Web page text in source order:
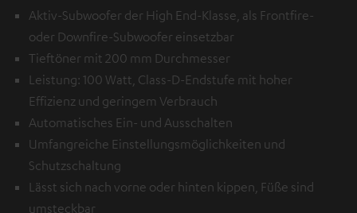
Aktiv-Subwoofer der High End-Klasse, als Frontfire-
oder Downfire-Subwoofer einsetzbar
Tieftöner mit 200 mm Durchmesser
Leistung: 100 Watt, Class-D-Endstufe mit hoher
Effizienz und geringem Verbrauch
Automatisches Ein- und Ausschalten
Umfangreiche Einstellungsmöglichkeiten und
Schutzschaltung
Lässt sich nach vorne oder hinten kippen, Füße sind
umsteckbar